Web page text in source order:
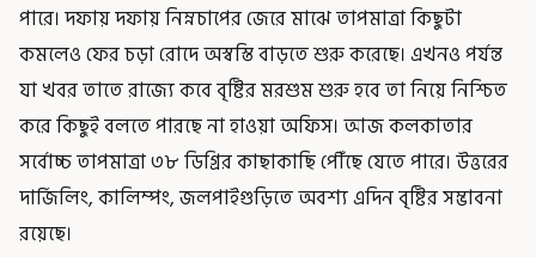
পারে। দফায় দফায় নিম্নচাপের জেরে মাঝে তাপমাত্রা কিছুটা
কমলেও ফের চড়া রোদে অস্বস্তি বাড়তে শুরু করেছে। এখনও পর্যন্ত
যা খবর তাতে রাজ্যে কবে বৃষ্টির মরশুম শুরু হবে তা নিয়ে নিশ্চিত
করে কিছুই বলতে পারছে না হাওয়া অফিস। আজ কলকাতার
সর্বোচ্চ তাপমাত্রা ৩৮ ডিগ্রির কাছাকাছি পৌঁছে যেতে পারে। উত্তরের
দার্জিলিং, কালিম্পং, জলপাইগুড়িতে অবশ্য এদিন বৃষ্টির সম্ভাবনা
রয়েছে।